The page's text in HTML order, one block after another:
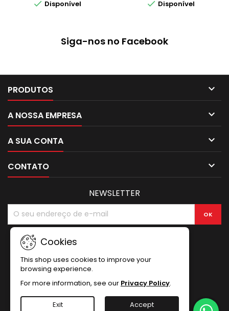
 Disponível  Disponível
Siga-nos no Facebook
PRODUTOS 
A NOSSA EMPRESA 
A SUA CONTA 
CONTATO 
Cookies
This shop uses cookies to improve your
browsing experience.
For more information, see our Privacy Policy.
Exit Accept
NEWSLETTER